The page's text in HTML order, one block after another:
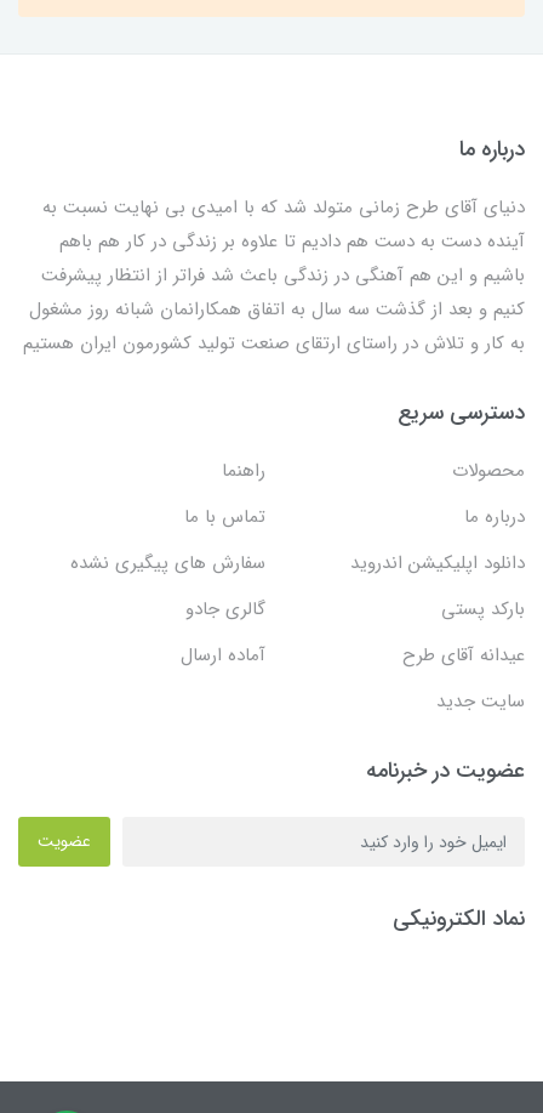
درباره ما
دنیای آقای طرح زمانی متولد شد که با امیدی بی نهایت نسبت به
آینده دست به دست هم دادیم تا علاوه بر زندگی در کار هم باهم
باشیم و این هم آهنگی در زندگی باعث شد فراتر از انتظار پیشرفت
کنیم و بعد از گذشت سه سال به اتفاق همکارانمان شبانه روز مشغول
به کار و تلاش در راستای ارتقای صنعت تولید کشورمون ایران هستیم
دسترسی سریع
محصولات
راهنما
درباره ما
تماس با ما
دانلود اپلیکیشن اندروید
سفارش های پیگیری نشده
بارکد پستی
گالری جادو
عیدانه آقای طرح
آماده ارسال
سایت جدید
عضویت در خبرنامه
عضویت
نماد الکترونیکی